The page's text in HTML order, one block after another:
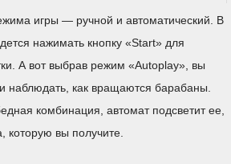
игры — ручной и автоматический. В
нажимать кнопку «Start» для
А вот выбрав режим «Autoplay», вы
наблюдать, как вращаются барабаны.
комбинация, автомат подсветит ее,
которую вы получите.